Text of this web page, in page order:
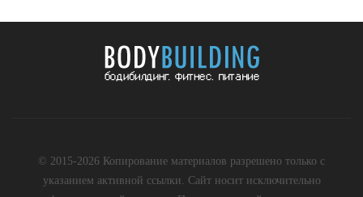
© 2015-2026 Копирование материалов разрешено только с
указанием активной ссылки. Сайт носит исключительно